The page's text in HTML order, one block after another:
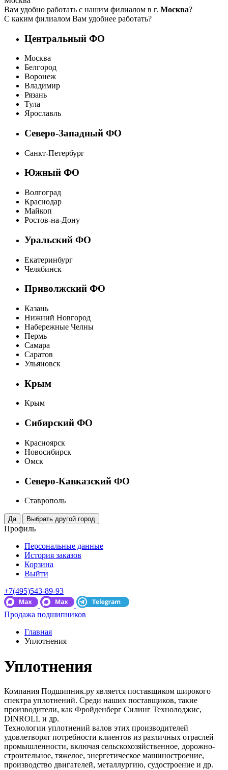
Вам удобно работать с нашим филиалом в г. Москва?
С каким филиалом Вам удобнее работать?
Центральный ФО
Москва
Белгород
Воронеж
Владимир
Рязань
Тула
Ярославль
Северо-Западный ФО
Санкт-Петербург
Южный ФО
Волгоград
Краснодар
Майкоп
Ростов-на-Дону
Уральский ФО
Екатеринбург
Челябинск
Приволжский ФО
Казань
Нижний Новгород
Набережные Челны
Пермь
Самара
Саратов
Ульяновск
Крым
Крым
Сибирский ФО
Красноярск
Новосибирск
Омск
Северо-Кавказский ФО
Ставрополь
Профиль
Персональные данные
История заказов
Корзина
Выйти
+7(495)543-89-93
Продажа подшипников
Главная
Уплотнения
Уплотнения
Компания Подшипник.ру является поставщиком широкого
спектра уплотнений. Среди наших поставщиков, такие
производители, как Фройденберг Силинг Технолоджис,
DINROLL и др.
Технологии уплотнений валов этих производителей
удовлетворят потребности клиентов из различных отраслей
промышленности, включая сельскохозяйственное, дорожно-
строительное, тяжелое, энергетическое машиностроение,
производство двигателей, металлургию, судостроение и др.